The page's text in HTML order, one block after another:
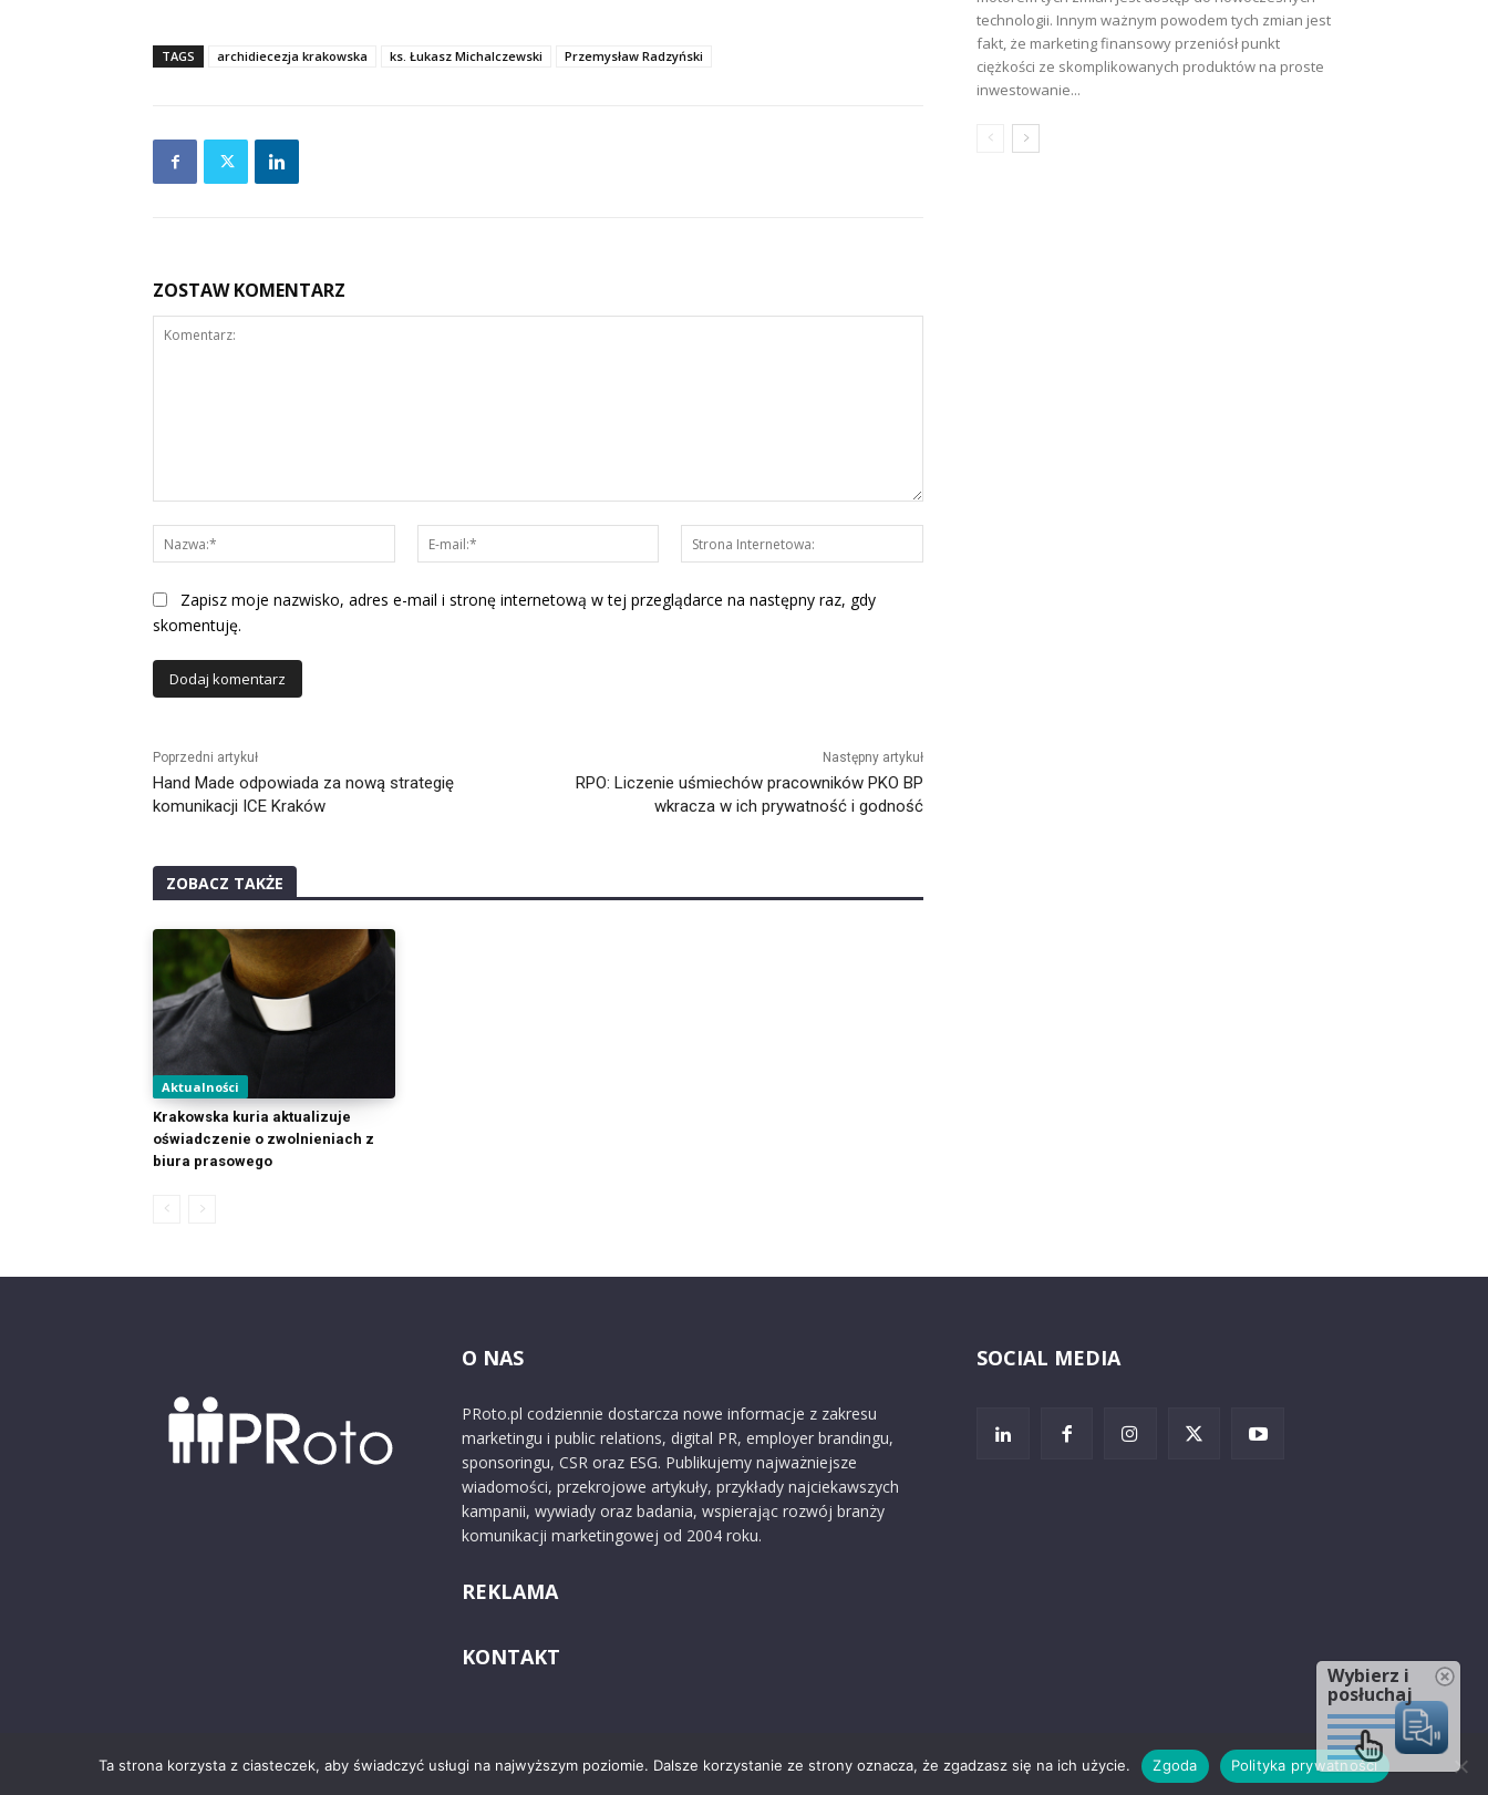
TAGS archidiecezja krakowska ks. Łukasz Michalczewski Przemysław Radzyński
ZOSTAW KOMENTARZ
Nazwa:*
mail:*
Internetowa:
Zapisz moje nazwisko, adres e-mail i stronę internetową w tej przeglądarce na następny raz, gdy
skomentuję.
Poprzedni artykuł
Hand Made odpowiada za nową strategię
komunikacji ICE Kraków
Następny artykuł
RPO: Liczenie uśmiechów pracowników PKO BP
wkracza w ich prywatność i godność
ZOBACZ TAKŻE
Aktualności
Krakowska kuria aktualizuje
oświadczenie o zwolnieniach z
biura prasowego
technologii. Innym ważnym powodem tych zmian jest
fakt, że marketing finansowy przeniósł punkt
ciężkości ze skomplikowanych produktów na proste
inwestowanie...
O NAS
PRoto.pl codziennie dostarcza nowe informacje z zakresu
marketingu i public relations, digital PR, employer brandingu,
sponsoringu, CSR oraz ESG. Publikujemy najważniejsze
wiadomości, przekrojowe artykuły, przykłady najciekawszych
kampanii, wywiady oraz badania, wspierając rozwój branży
komunikacji marketingowej od 2004 roku.
REKLAMA
KONTAKT
SOCIAL MEDIA
© 2024 PRoto.pl O nas Reklama Zastrzeżenia prawne
Ta strona korzysta z ciasteczek, aby świadczyć usługi na najwyższym poziomie. Dalsze korzystanie ze strony oznacza, że zgadzasz się na ich użycie. Zgoda Polityka prywatności
Wybierz i
posłuchaj